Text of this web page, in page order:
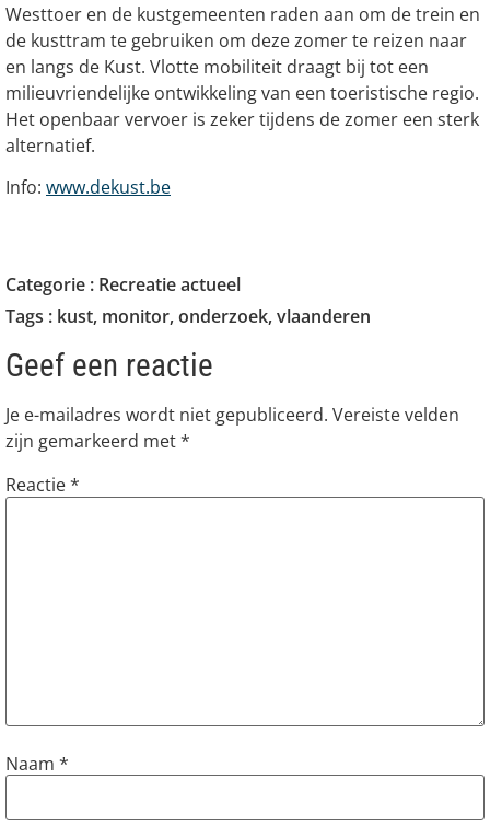
Westtoer en de kustgemeenten raden aan om de trein en
de kusttram te gebruiken om deze zomer te reizen naar
en langs de Kust. Vlotte mobiliteit draagt bij tot een
milieuvriendelijke ontwikkeling van een toeristische regio.
Het openbaar vervoer is zeker tijdens de zomer een sterk
alternatief.
Info: www.dekust.be
Categorie : Recreatie actueel
Tags : kust, monitor,onderzoek,vlaanderen
Geef een reactie
Je e-mailadres wordt niet gepubliceerd. Vereiste velden
zijn gemarkeerd met*
Reactie*
Naam *